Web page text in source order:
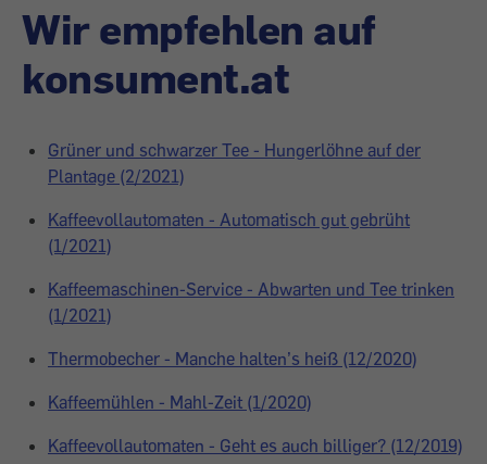
Wir empfehlen auf
konsument.at
Grüner und schwarzer Tee - Hungerlöhne auf der
Plantage (2/2021)
Kaffeevollautomaten - Automatisch gut gebrüht
(1/2021)
Kaffeemaschinen-Service - Abwarten und Tee trinken
(1/2021)
Thermobecher - Manche halten’s heiß (12/2020)
Kaffeemühlen - Mahl-Zeit (1/2020)
Kaffeevollautomaten - Geht es auch billiger? (12/2019)